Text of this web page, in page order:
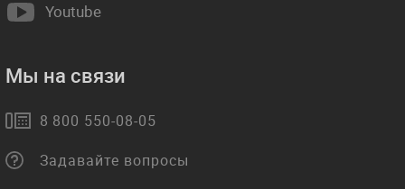
Youtube
Мы на связи
8 800 550-08-05
Задавайте вопросы